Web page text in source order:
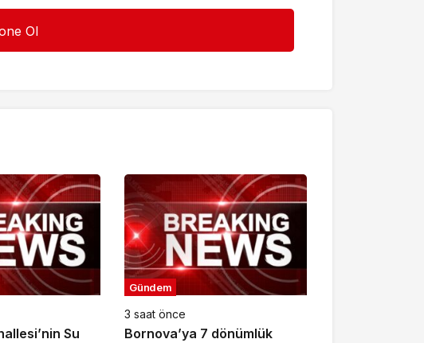
Su
Gündem
3 saat önce
Bornova’ya 7 dönümlük